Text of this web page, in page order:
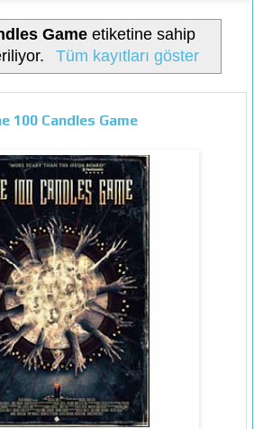
Gameetiketine sahip
Tüm kayıtları göster
100 Candles Game